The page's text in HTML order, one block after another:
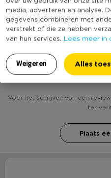
media, adverteren en analyse.
gegevens combineren met
verstrekt of die ze hebben
van hun services. Lees meer in
Weigeren Alles
Duurzaamheidsscore
Heb jij Vintage
Voor het schrijven van een
ter
Plaats